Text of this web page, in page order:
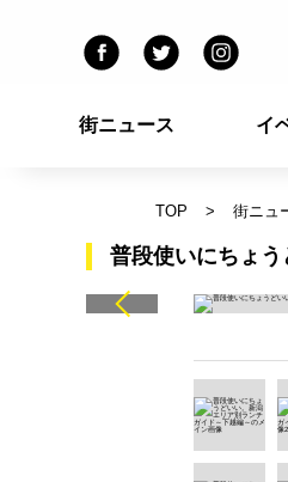
街ニュース イ
TOP 街ニュ
普段使いにちょ